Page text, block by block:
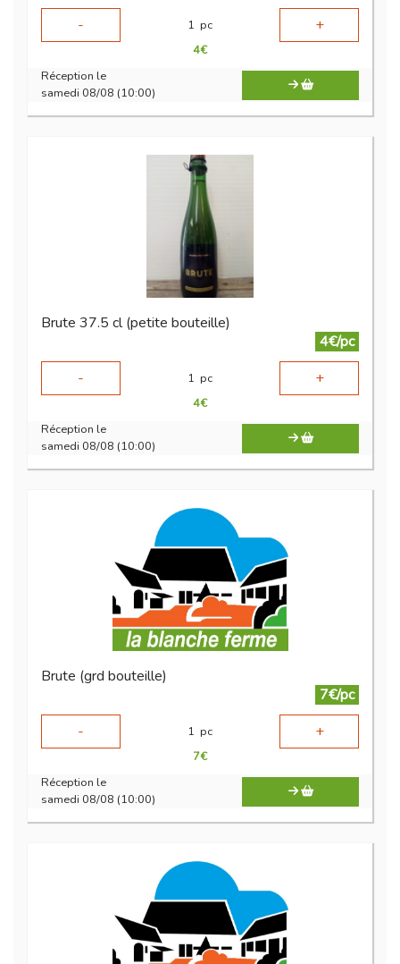
-
1 pc +
4€
Réception le
samedi 08/08 (10:00)
Brute 37.5 cl (petite bouteille)
4€/pc
-
1 pc +
4€
Réception le
samedi 08/08 (10:00)
Brute (grd bouteille)
7€/pc
-
1 pc +
7€
Réception le
samedi 08/08 (10:00)